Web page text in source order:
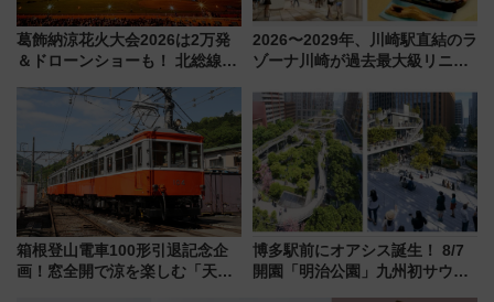
葛飾納涼花火大会2026は2万発
＆ドローンショーも！ 北総線を
車、観覧スポット情報と周辺観
光まとめ（7/28開催）
2026〜2029年、川崎駅直結のラ
ゾーナ川崎が過去最大級リニュ
「いつから何が変わるか」徹底
解説！
箱根登山電車100形引退記念企
画！窓全開で涼を楽しむ「天然
博多駅前にオアシス誕生！ 8/7
開園「明治公園」九州初サウナ